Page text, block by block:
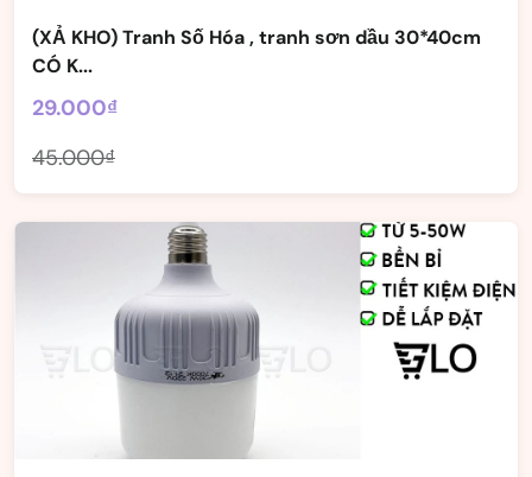
(XẢ KHO) Tranh Số Hóa , tranh sơn dầu 30*40cm
CÓ K...
29.000₫
45.000₫